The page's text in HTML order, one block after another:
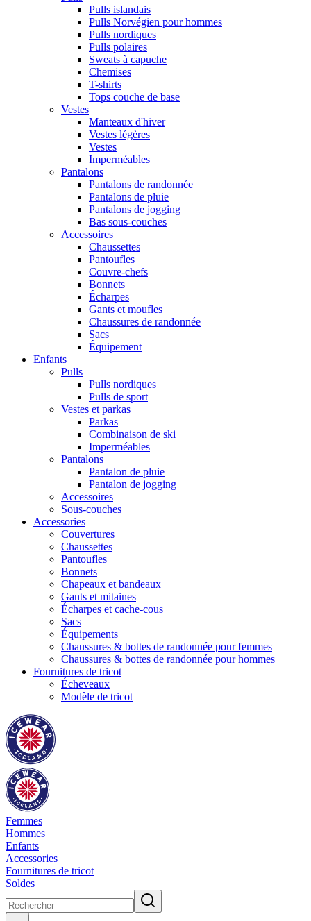
Pulls islandais
Pulls Norvégien pour hommes
Pulls nordiques
Pulls polaires
Sweats à capuche
Chemises
T-shirts
Tops couche de base
Vestes
Manteaux d'hiver
Vestes légères
Vestes
Imperméables
Pantalons
Pantalons de randonnée
Pantalons de pluie
Pantalons de jogging
Bas sous-couches
Accessoires
Chaussettes
Pantoufles
Couvre-chefs
Bonnets
Écharpes
Gants et moufles
Chaussures de randonnée
Sacs
Équipement
Enfants
Pulls
Pulls nordiques
Pulls de sport
Vestes et parkas
Parkas
Combinaison de ski
Imperméables
Pantalons
Pantalon de pluie
Pantalon de jogging
Accessoires
Sous-couches
Accessories
Couvertures
Chaussettes
Pantoufles
Bonnets
Chapeaux et bandeaux
Gants et mitaines
Écharpes et cache-cous
Sacs
Équipements
Chaussures & bottes de randonnée pour femmes
Chaussures & bottes de randonnée pour hommes
Fournitures de tricot
Écheveaux
Modèle de tricot
Femmes
Hommes
Enfants
Accessories
Fournitures de tricot
Soldes